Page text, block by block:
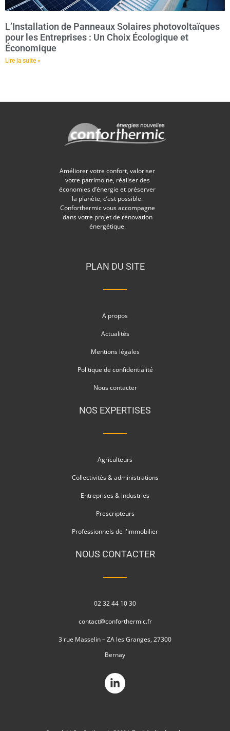
L’Installation de Panneaux Solaires photovoltaïques
pour les Entreprises : Un Choix Écologique et
Économique
Lire la suite »
Améliorer votre confort, valoriser
votre patrimoine, réaliser des
économies d’énergie et préserver
la planète, c’est possible.
Conforthermic vous accompagne
dans votre projet de rénovation
énergétique.
PLAN DU SITE
A propos
Actualités
Mentions légales
Politique de confidentialité
Nous contacter
NOS EXPERTISES
Agriculteurs
Collectivités & administrations
Entreprises & industries
Prescripteurs
Professionnels de l'immobilier
NOUS CONTACTER
02 32 44 10 30
contact@conforthermic.fr
3 rue Masselin – ZA les Granges, 27300
Bernay